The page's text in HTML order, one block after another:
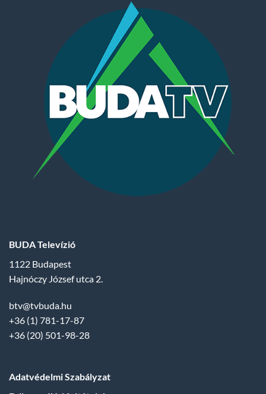
BUDA Televízió
1122 Budapest
Hajnóczy József utca 2.
btv@tvbuda.hu
+36 (1) 781-17-87
+36 (20) 501-98-28
Adatvédelmi Szabályzat